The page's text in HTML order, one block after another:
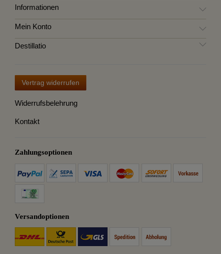
Informationen
Mein Konto
Destillatio
Vertrag widerrufen
Widerrufsbelehrung
Kontakt
Zahlungsoptionen
Versandoptionen